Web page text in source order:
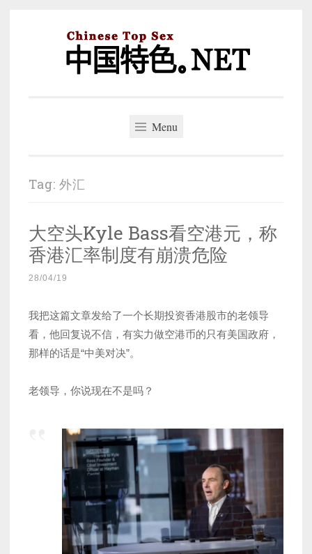
Menu
Tag: 外汇
大空头Kyle Bass看空港元，称
香港汇率制度有崩溃危险
28/04/19
我把这篇文章发给了一个长期投资香港股市的老领导
看，他回复说不信，有实力做空港币的只有美国政府，
那样的话是“中美对决”。
老领导，你说现在不是吗？